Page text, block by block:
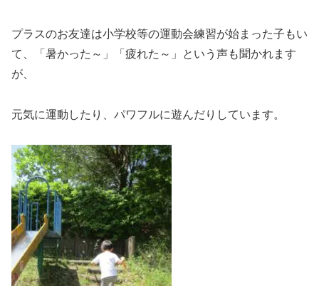
プラスのお友達は小学校等の運動会練習が始まった子もい
て、「暑かった～」「疲れた～」という声も聞かれます
が、
元気に運動したり、パワフルに遊んだりしています。